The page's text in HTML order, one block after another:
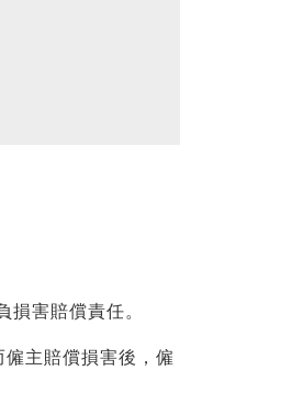
害賠償責任。
主賠償損害後，僱